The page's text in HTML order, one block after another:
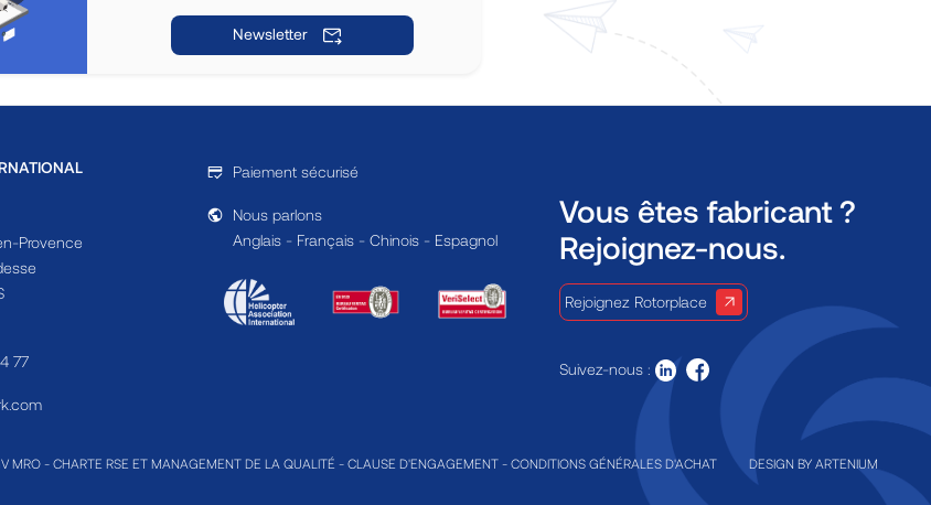
Newsletter
Provence
77
Paiement sécurisé
Nous parlons
Anglais - Français - Chinois - Espagnol
Vous êtes fabricant ?
Rejoignez-nous.
Rejoignez Rotorplace
Suivez-nous :
MRO - CHARTE RSE ET MANAGEMENT DE LA QUALITÉ - CLAUSE D'ENGAGEMENT - CONDITIONS GÉNÉRALES D'ACHAT DESIGN BY ARTENIUM